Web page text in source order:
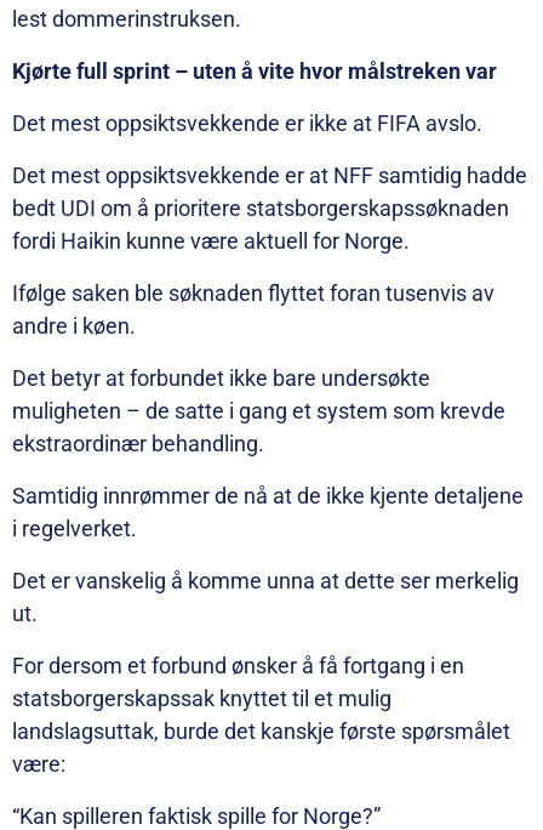
lest dommerinstruksen.
Kjørte full sprint – uten å vite hvor målstreken var
Det mest oppsiktsvekkende er ikke at FIFA avslo.
Det mest oppsiktsvekkende er at NFF samtidig hadde
bedt UDI om å prioritere statsborgerskapssøknaden
fordi Haikin kunne være aktuell for Norge.
Ifølge saken ble søknaden flyttet foran tusenvis av
andre i køen.
Det betyr at forbundet ikke bare undersøkte
muligheten – de satte i gang et system som krevde
ekstraordinær behandling.
Samtidig innrømmer de nå at de ikke kjente detaljene
i regelverket.
Det er vanskelig å komme unna at dette ser merkelig
ut.
For dersom et forbund ønsker å få fortgang i en
statsborgerskapssak knyttet til et mulig
landslagsuttak, burde det kanskje første spørsmålet
være:
“Kan spilleren faktisk spille for Norge?”